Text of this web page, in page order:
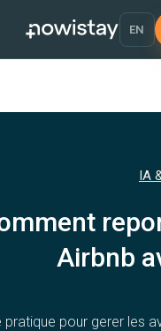
EN
IA
Airbnb
pratique pour gerer les